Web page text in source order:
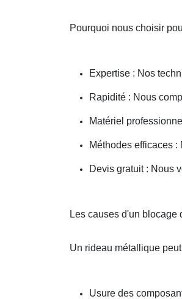
Pourquoi nous choisir
Expertise : Nos
Rapidité : Nous
Matériel
Méthodes efficaces
Devis gratuit : Nous
Les causes d'un
Un rideau métallique
Usure des